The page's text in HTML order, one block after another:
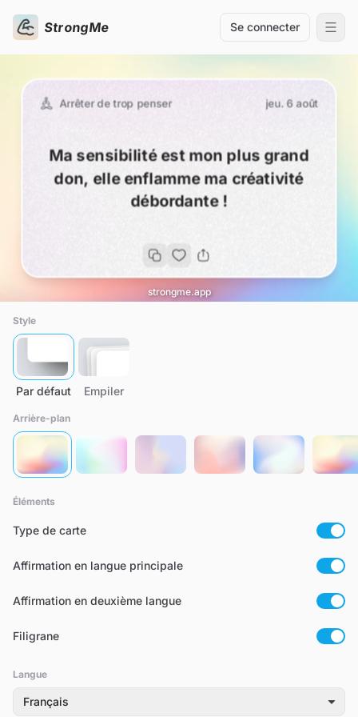
StrongMe Se connecter
Arrêter de trop penser jeu. 6 août
Ma sensibilité est mon plus grand
don, elle enflamme ma créativité
débordante !
strongme.app
Style
Par défaut Empiler
Arrière-plan
Éléments
Type de carte
Affirmation en langue principale
Affirmation en deuxième langue
Filigrane
Langue
Français